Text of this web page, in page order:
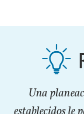
Una
establecidos le